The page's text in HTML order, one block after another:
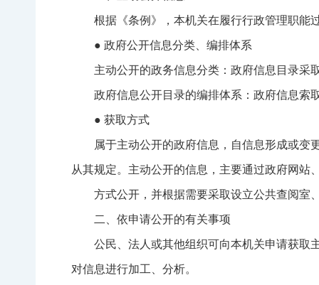
根据《条例》，本机关在履行行政管理职能
● 政府公开信息分类、编排体系
主动公开的政务信息分类：政府信息目录采
政府信息公开目录的编排体系：政府信息索
● 获取方式
属于主动公开的政府信息，自信息形成或变
从其规定。主动公开的信息，主要通过政府网站
方式公开，并根据需要采取设立公共查阅室
二、依申请公开的有关事项
公民、法人或其他组织可向本机关申请获取
对信息进行加工、分析。